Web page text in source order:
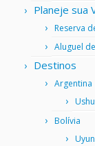
Planeje sua
Reserva
Aluguel
Destinos
Argentina
Bolívia